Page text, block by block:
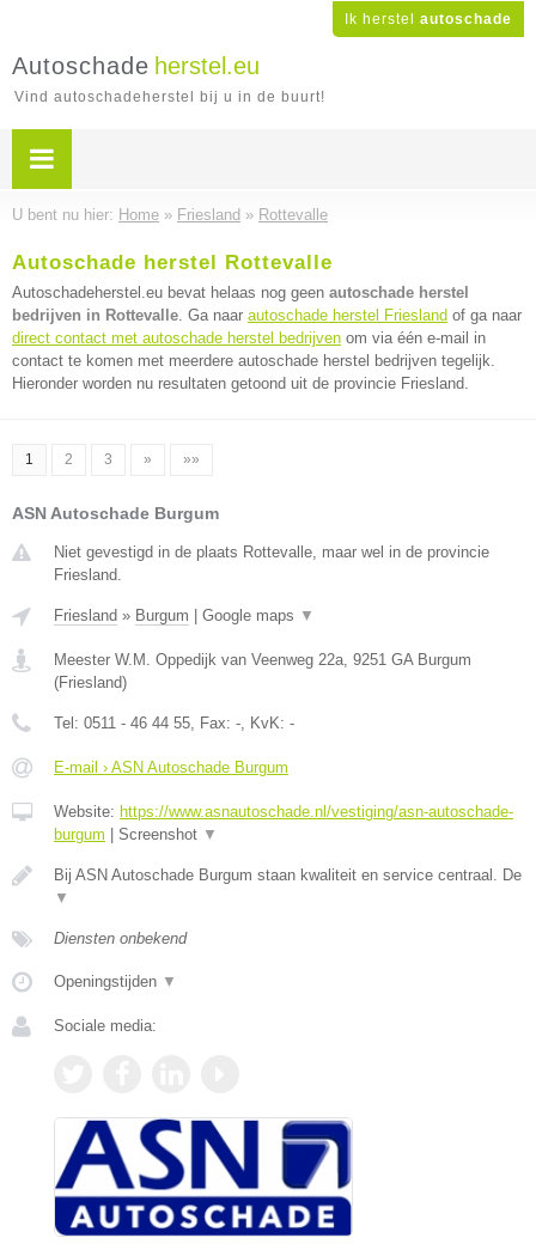
Ik herstel autoschade
Autoschade herstel.eu
Vind autoschadeherstel bij u in de buurt!
U bent nu hier: Home » Friesland » Rottevalle
Autoschade herstel Rottevalle
Autoschadeherstel.eu bevat helaas nog geen autoschade herstel
bedrijven in Rottevalle. Ga naar autoschade herstel Friesland of ga naar
direct contact met autoschade herstel bedrijven om via één e-mail in
contact te komen met meerdere autoschade herstel bedrijven tegelijk.
Hieronder worden nu resultaten getoond uit de provincie Friesland.
1 2 3 » »»
ASN Autoschade Burgum
Niet gevestigd in de plaats Rottevalle, maar wel in de provincie
Friesland.
Friesland » Burgum Google maps ▼
Meester W.M. Oppedijk van Veenweg 22a, 9251 GA Burgum
(Friesland)
Tel: 0511 - 46 44 55, Fax: -, KvK: -
E-mail › ASN Autoschade Burgum
Website: https://www.asnautoschade.nl/vestiging/asn-autoschade-
burgum
Screenshot ▼
Bij ASN Autoschade Burgum staan kwaliteit en service centraal. De
▼
Diensten onbekend
Openingstijden ▼
Sociale media: